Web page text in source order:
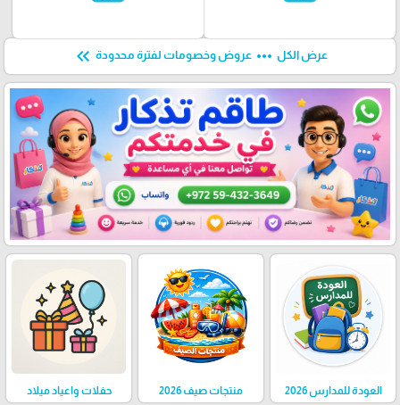
عرض الكل more_horiz عروض وخصومات لفترة محدودة keyboard_double_arrow_left
العودة للمدارس 2026 منتجات صيف 2026 حفلات واعياد ميلاد